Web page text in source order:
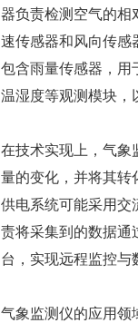
器负责检测空气的相
速传感器和风向传感
包含雨量传感器，用
温湿度等观测模块，
在技术实现上，气象
量的变化，并将其转
供电系统可能采用交
责将采集到的数据通
台，实现远程监控与
气象监测仪的应用领